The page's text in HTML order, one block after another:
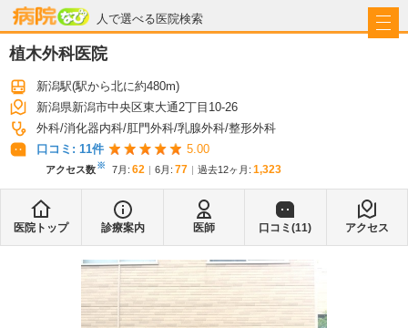
人で選べる医院検索
病院なび
植木外科医院
新潟駅(駅から北に約480m)
新潟県新潟市中央区東大通2丁目10-26
外科 消化器内科 肛門外科 乳腺外科 整形外科
口コミ: 11件 5.00
アクセス数※ 7月 : 62 6月 : 77 過去12ヶ月: 1,323
医院トップ 診療案内 医師 口コミ(11) アクセス